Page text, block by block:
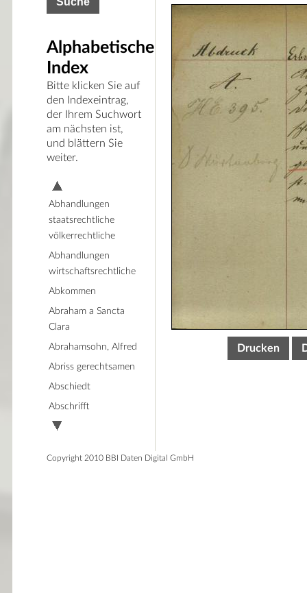
Drucken
Alphabetischer
Index
Bitte klicken Sie auf
den Indexeintrag,
der Ihrem Suchwort
am nächsten ist,
und blättern Sie
weiter.
Abhandlungen
staatsrechtliche
völkerrechtliche
Abhandlungen
wirtschaftsrechtliche
Abkommen
Abraham a Sancta
Clara
Abrahamsohn, Alfred
Abriss gerechtsamen
Abschiedt
Abschrifft
Copyright 2010 BBI Daten Digital GmbH